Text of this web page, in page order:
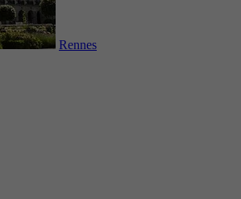
Rennes